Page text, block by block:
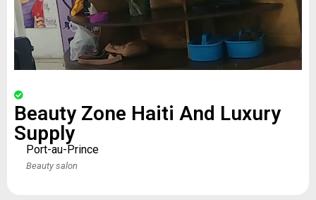
Beauty Zone Haiti And Luxury
Supply
Port-au-Prince
Beauty salon